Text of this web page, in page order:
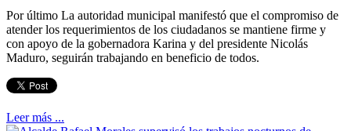
Por último La autoridad municipal manifestó que el compromiso de
atender los requerimientos de los ciudadanos se mantiene firme y
con apoyo de la gobernadora Karina y del presidente Nicolás
Maduro, seguirán trabajando en beneficio de todos.
Leer más ...